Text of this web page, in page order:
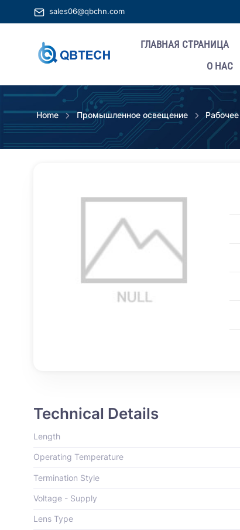
sales06@qbchn.com
ГЛАВНАЯ СТРАНИЦА
О НАС
Home Промышленное освещение
Technical Details
Length
Operating Temperature
Termination Style
Voltage - Supply
Lens Type